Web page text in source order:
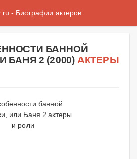
БАННОЙ
БАНЯ 2 (2000) АКТЕРЫ